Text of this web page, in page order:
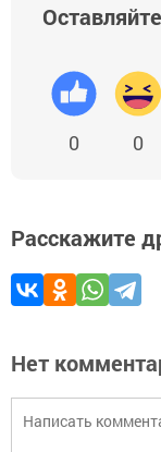
0 0
Расскажите
Нет